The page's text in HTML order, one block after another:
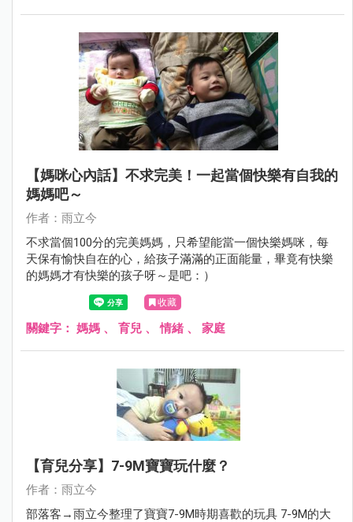
【媽咪心內話】不求完美！一起當個快樂有自我的
媽媽吧～
作者：雨立今
不求當個100分的完美媽媽，只希望能當一個快樂媽咪，每
天保有愉快自在的心，給孩子滿滿的正面能量，畢竟有快樂
的媽媽才有快樂的孩子呀～是吧：）
收藏
關鍵字： 媽媽 、 育兒 、情緒 、 家庭
【育兒分享】7-9M寶寶玩什麼？
作者：雨立今
部落客→雨立今整理了寶寶7-9M時期喜歡的玩具 7-9M的大